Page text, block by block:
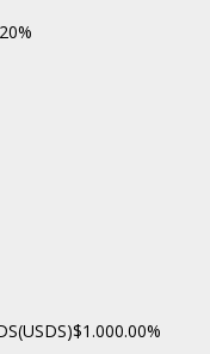
$1.000.00%